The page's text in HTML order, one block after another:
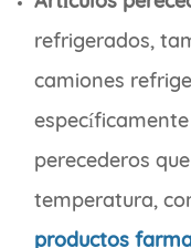
refrigerados,
camiones
perecederos
temperatura,
productos